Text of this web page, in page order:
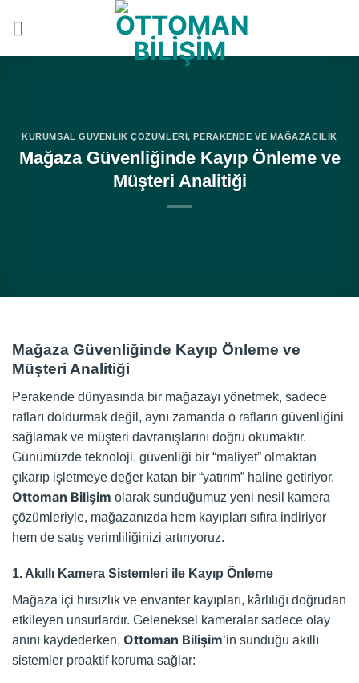
KURUMSAL GÜVENLIK ÇÖZÜMLERI, PERAKENDE VE MAĞAZACILIK
Mağaza Güvenliğinde Kayıp Önleme ve
Müşteri Analitiği
Mağaza Güvenliğinde Kayıp Önleme ve
Müşteri Analitiği
Perakende dünyasında bir mağazayı yönetmek, sadece
rafları doldurmak değil, aynı zamanda o rafların güvenliğini
sağlamak ve müşteri davranışlarını doğru okumaktır.
Günümüzde teknoloji, güvenliği bir “maliyet” olmaktan
çıkarıp işletmeye değer katan bir “yatırım” haline getiriyor.
Ottoman Bilişim olarak sunduğumuz yeni nesil kamera
çözümleriyle, mağazanızda hem kayıpları sıfıra indiriyor
hem de satış verimliliğinizi artırıyoruz.
1. Akıllı Kamera Sistemleri ile Kayıp Önleme
Mağaza içi hırsızlık ve envanter kayıpları, kârlılığı doğrudan
etkileyen unsurlardır. Geleneksel kameralar sadece olay
anını kaydederken, Ottoman Bilişim‘in sunduğu akıllı
sistemler proaktif koruma sağlar: